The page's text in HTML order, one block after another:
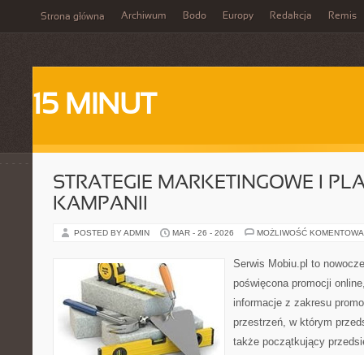
Strona główna Archiwum Bodo Europy Redakcja Remis
15 MINUT
STRATEGIE MARKETINGOWE I
KAMPANII
POSTED BY ADMIN MAR - 26 - 2026 MOŻLIWOŚĆ
Serwis Mobiu.pl to
poświęcona promocji
informacje z zakresu
przestrzeń, w którym
także początkujący